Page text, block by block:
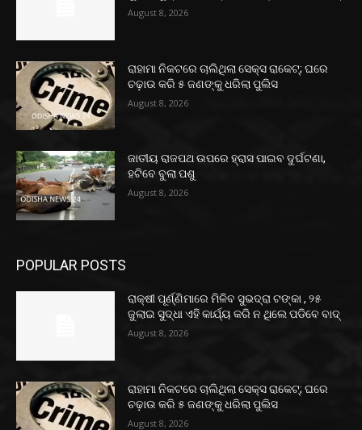
August 8, 2026
ରାହାମା ନିକଟରେ ଚାଲିଥିଲା ସେକ୍ସ ରାକେଟ୍; ଘରେ
ଚଢ଼ାଉ କରି ୫ ଜଣଙ୍କୁ ଧରିଲା ପୁଲିସ
August 8, 2026
ଜାତୀୟ ରାଜପଥ ଉପରେ ହ୍ରାସ ପାଇବ ଦୁର୍ଘଟଣା,
ହଟିବେ ବୁଲା ପଶୁ
August 8, 2026
POPULAR POSTS
ରାକ୍ଷୀ ପୂର୍ଣ୍ଣିମାରେ ମିଳିବ ସୁଭଦ୍ରା ଟଙ୍କା , ୨୫
ଜୁଲାଇ ସୁଦ୍ଧା ଏହି କାର୍ଯ୍ୟ କରି ନ ଥିଲେ ପଡିବେ ବାଦ୍
August 8, 2026
ରାହାମା ନିକଟରେ ଚାଲିଥିଲା ସେକ୍ସ ରାକେଟ୍; ଘରେ
ଚଢ଼ାଉ କରି ୫ ଜଣଙ୍କୁ ଧରିଲା ପୁଲିସ
August 8, 2026